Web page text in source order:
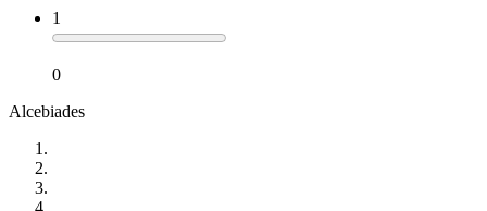
1
0
Alcebiades